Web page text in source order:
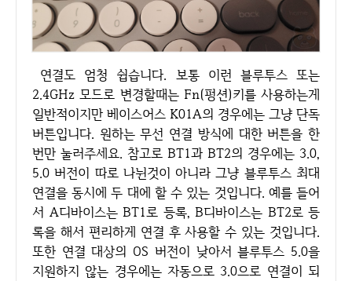
연결도 엄청 쉽습니다. 보통 이런 블루투스 또는
2.4GHz 모드로 변경할때는 Fn(펑션)키를 사용하는게
일반적이지만 베이스어스 K01A의 경우에는 그냥 단독
버튼입니다. 원하는 무선 연결 방식에 대한 버튼을 한
번만 눌러주세요. 참고로 BT1과 BT2의 경우에는 3.0,
5.0 버전이 따로 나뉜것이 아니라 그냥 블루투스 최대
연결을 동시에 두 대에 할 수 있는 것입니다. 예를 들어
서 A디바이스는 BT1로 등록, B디바이스는 BT2로 등
록을 해서 편리하게 연결 후 사용할 수 있는 것입니다.
또한 연결 대상의 OS 버전이 낮아서 블루투스 5.0을
지원하지 않는 경우에는 자동으로 3.0으로 연결이 되